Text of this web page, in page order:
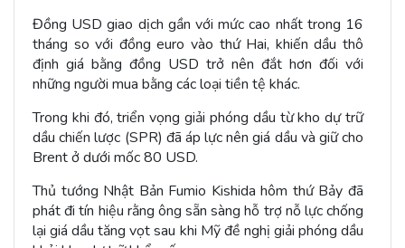
Đồng USD giao dịch gần với mức cao nhất trong 16
tháng so với đồng euro vào thứ Hai, khiến dầu thô
định giá bằng đồng USD trở nên đắt hơn đối với
những người mua bằng các loại tiền tệ khác.
Trong khi đó, triển vọng giải phóng dầu từ kho dự trữ
dầu chiến lược (SPR) đã áp lực nên giá dầu và giữ cho
Brent ở dưới mốc 80 USD.
Thủ tướng Nhật Bản Fumio Kishida hôm thứ Bảy đã
phát đi tín hiệu rằng ông sẵn sàng hỗ trợ nỗ lực chống
lại giá dầu tăng vọt sau khi Mỹ đề nghị giải phóng dầu